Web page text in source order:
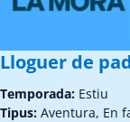
Lloguer de
Temporada: Estiu
Tipus: Aventura, En